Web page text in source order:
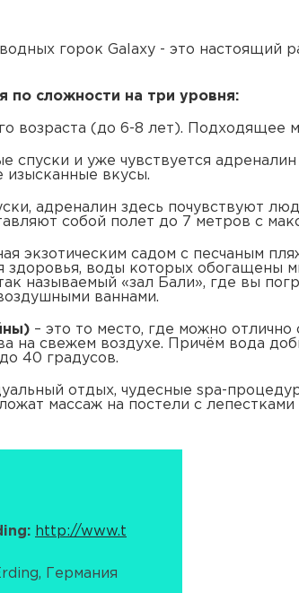
горок Galaxy - это настоящий
по сложности на три уровня:
возраста (до 6-8 лет). Подходящее
спуски и уже чувствуется
вкусы.
адреналин здесь почувствуют
собой полет до 7 метров с
экзотическим садом с песчаным
здоровья, воды которых обогащены
называемый «зал Бали», где вы
ваннами.
– это то место, где можно отлично
на свежем воздухе. Причём вода
40 градусов.
отдых, чудесные spa-
массаж на постели с лепестками
http://www.t
Германия